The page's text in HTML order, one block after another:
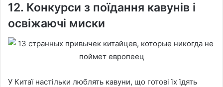
12. Конкурси з поїдання кавунів і
освіжаючі миски
У Китаї настільки люблять кавуни, що готові їх їдять